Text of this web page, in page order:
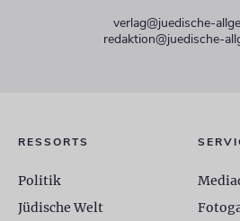
verlag@juedische-
redaktion@juedische-
RESSORTS
Politik
Jüdische Welt